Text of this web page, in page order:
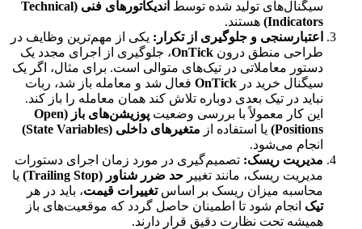
سیگنال‌های تولید شده توسط
اندیکاتورهای فنی (Technical
Indicators) هستند.
اعتبارسنجی و جلوگیری از تکرار: یکی از مهم‌ترین وظایف در
طراحی منطق درون OnTick، جلوگیری از اجرای مجدد یک
دستور معاملاتی در تیک‌های متوالی است. برای مثال، اگر یک
سیگنال خرید در OnTick فعال شد و معامله باز شد، ربات
نباید در تیک بعدی دوباره تلاش کند همان معامله را باز کند.
این کار معمولاً با بررسی وضعیت
پوزیشن‌های باز (Open
Positions) یا استفاده از متغیرهای داخلی (State Variables)
انجام می‌شود.
مدیریت ریسک: تصمیم‌گیری در مورد زمان اجرای دستورات
مدیریت ریسک، مانند تغییر حد ضرر شناور (Trailing Stop)
یا
محاسبه میزان ریسک بر اساستغییرات قیمت، باید در هر
تیک انجام شود تا اطمینان حاصل گردد که موقعیت‌های باز
همیشه تحت نظارت دقیق قرار دارند.